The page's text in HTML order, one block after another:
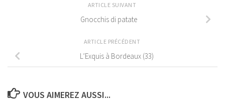
ARTICLE SUIVANT
Gnocchis di patate
ARTICLE PRÉCÉDENT
L’Exquis à Bordeaux (33)
VOUS AIMEREZ AUSSI...